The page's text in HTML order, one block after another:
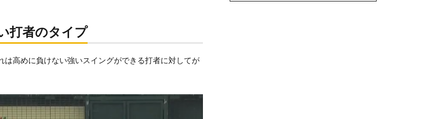
打者のタイプ
高めに負けない強いスイングができる打者に対してが